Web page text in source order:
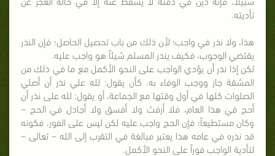
تأديته.
هذا، ولا نذر في واجب؛ لأن ذلك من باب تحصيل الحاصل؛ فإن النذر
يقتضي الوجوب، فكيف يندر المسلم شيئاً هو واجب عليه.
لكن إذا نذر أن يؤدي الواجب على النحو الأكمل مع ما في ذلك من
المشقة جاز ووجب الوفاء به. كأن يقول: لله علي نذر أن أصلي
الصلوات كلها في أول وقتها مع الجماعة، أو يقول: لله على نذر أن
أحج في هذا العام، فلا أرفث ولا أفسق ولا أجادل في الحج –
وكان مستطيعاً؛ فإن الحج واجب عليه لكن ليس على الفور، فكونه
قد نذره في عامه هذا يعتبر مبالغة في التقرب إلى الله – تعالى –
لتأدية الواجب فوراً على النحو الأكمل.